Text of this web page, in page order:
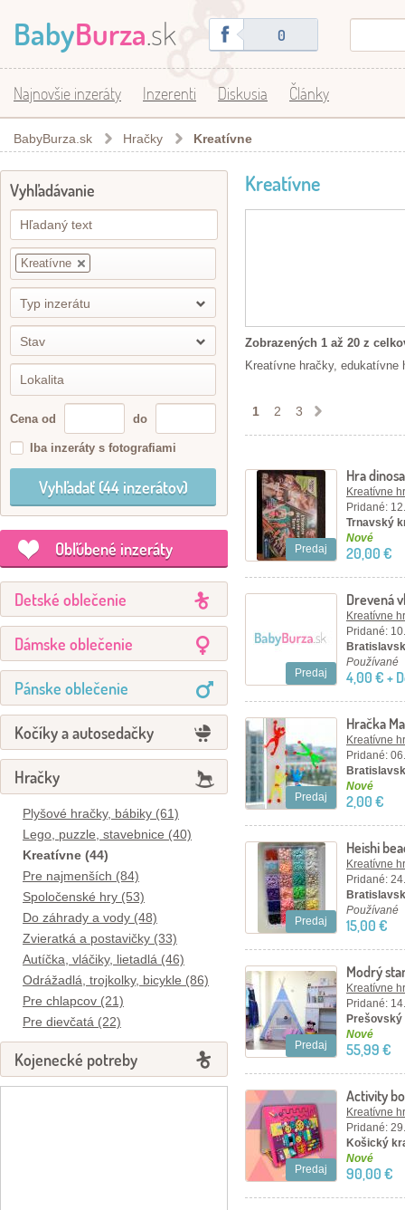
BabyBurza.sk 0
Najnovšie inzeráty Inzerenti Diskusia Články
BabyBurza.sk Hračky Kreatívne
Vyhľadávanie
Kreatívne
Typ inzerátu
Stav
Cena od do
Iba inzeráty s fotografiami
Obľúbené inzeráty
Detské oblečenie
Dámske oblečenie
Pánske oblečenie
Kočíky a autosedačky
Hračky
Plyšové hračky, bábiky (61)
Lego, puzzle, stavebnice (40)
Kreatívne (44)
Pre najmenších (84)
Spoločenské hry (53)
Do záhrady a vody (48)
Zvieratká a postavičky (33)
Autíčka, vláčiky, lietadlá (46)
Odrážadlá, trojkolky, bicykle (86)
Pre chlapcov (21)
Pre dievčatá (22)
Kojenecké potreby
Kreatívne
Zobrazených 1 až 20 z
Kreatívne hračky, edukatívne
1 2 3
Predaj
Hra
Kreatívne
Pridané:
Trnavský
Nové
20,00 €
Predaj
Drevená
Kreatívne
Pridané:
Používané
4,00 € +
Predaj
Hračka
Kreatívne
Pridané:
Nové
2,00 €
Predaj
Heishi
5mm
Kreatívne
Pridané:
Používané
15,00 €
Predaj
Modrý
Kreatívne
Pridané:
Prešovský
Nové
55,99 €
Predaj
Activity
Kreatívne
Pridané:
Košický
Nové
90,00 €